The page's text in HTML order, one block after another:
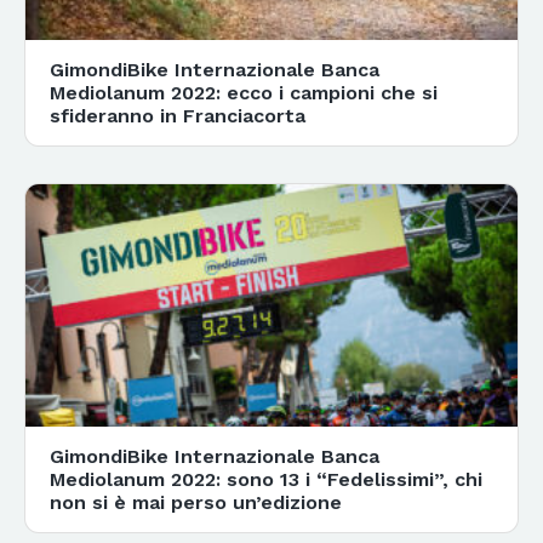
GimondiBike Internazionale Banca
Mediolanum 2022: ecco i campioni che si
sfideranno in Franciacorta
GimondiBike Internazionale Banca
Mediolanum 2022: sono 13 i “Fedelissimi”, chi
non si è mai perso un’edizione